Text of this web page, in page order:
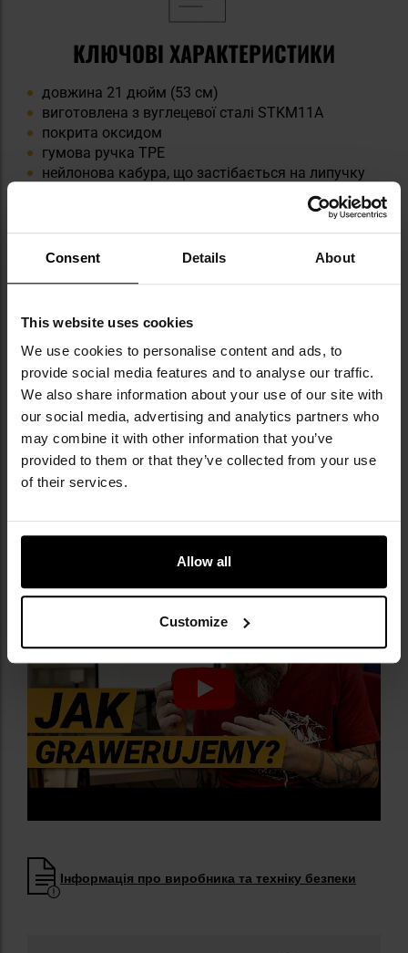
Consent Details About
This website uses cookies
We use cookies to personalise content and ads, to
provide social media features and to analyse our traffic.
We also share information about your use of our site with
our social media, advertising and analytics partners who
may combine it with other information that you’ve
provided to them or that they’ve collected from your use
of their services.
Allow all
Customize
КЛЮЧОВІ ХАРАКТЕРИСТИКИ
довжина 21 дюйм (53 см)
виготовлена з вуглецевої сталі STKM11A
покрита оксидом
гумова ручка TPE
нейлонова кабура, що застібається на липучку
D-кільце в кобурі для додаткового спорядження
ТЕХНІЧНІ ХАРАКТЕРИСТИКИ
Довжина (складена): 200 мм
Довжина (розкладена): 21" / 530 мм
Колір покриття: Black
Рукоятка: TPE
Виробник:Mil-Tec, Німеччина
Інформація про виробника та техніку безпеки